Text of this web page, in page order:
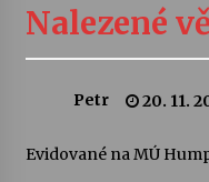
Sukuba
4. 8.
kapkou
Nalezené
Petr 20. 11.
Evidované na MÚ